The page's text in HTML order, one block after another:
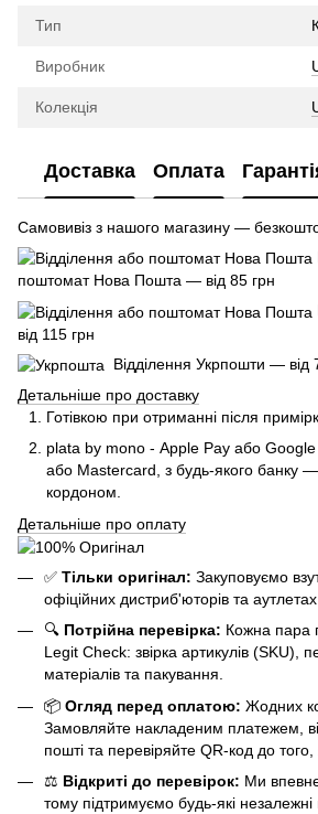
Тип
Виробник
Колекція
Доставка Оплата
Самовивіз з нашого магазину —
поштомат Нова Пошта — від 85 грн
від 115 грн
Відділення Укрпошти — від
Детальніше про доставку
Готівкою при отриманні після
plata by mono - Apple Pay або Google
або Mastercard, з будь-якого банку —
кордоном.
Детальніше про оплату
✅ Тільки оригінал: Закуповуємо
офіційних дистриб'юторів та
🔍 Потрійна перевірка: Кожна пара
Legit Check: звірка артикулів (SKU),
матеріалів та пакування.
📦 Огляд перед оплатою: Жодних
Замовляйте накладеним платежем,
пошті та перевіряйте QR-код до того,
⚖️ Відкриті до перевірок: Ми
тому підтримуємо будь-які незалежні